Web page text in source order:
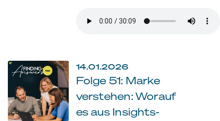
14.01.2026
Folge 51: Marke
verstehen: Worauf
es aus Insights-